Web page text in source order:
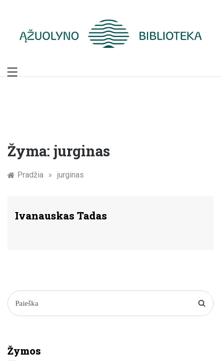
Žymūs Kauno
Žyma: jurginas
Pradžia » jurginas
Ivanauskas Tadas
Žymos